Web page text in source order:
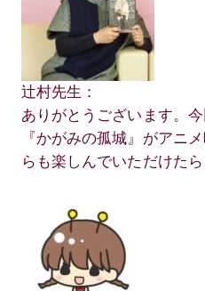
辻村先生：
ありがとうございます。
『かがみの孤城』がアニ
らも楽しんでいただけたら